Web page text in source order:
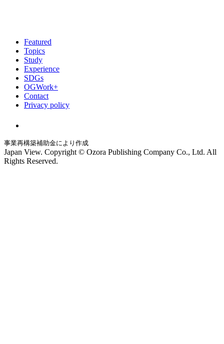
Featured
Topics
Study
Experience
SDGs
OGWork+
Contact
Privacy policy
事業再構築補助金により作成
Japan View. Copyright © Ozora Publishing Company Co., Ltd. All
Rights Reserved.